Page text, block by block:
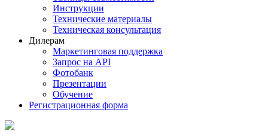
Инструкции
Технические материалы
Техническая консультация
Дилерам
Маркетинговая поддержка
Запрос на API
Фотобанк
Презентации
Обучение
Регистрационная форма